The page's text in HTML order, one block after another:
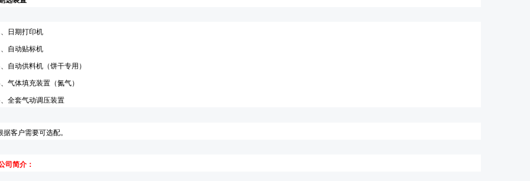
、日期打印机
、自动贴标机
、自动供料机 （饼干专用）
、 气体填充装置（氮气）
、 全套气动调压装置
据客户需要可选配。
司简介：